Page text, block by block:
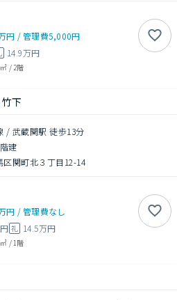
円 /管理費5,000円
14.9万円
/ 2階
下
/ 武蔵関駅 徒歩13分
建
区関町北３丁目12-14
円 /管理費なし
礼 14.5万円
/ 1階